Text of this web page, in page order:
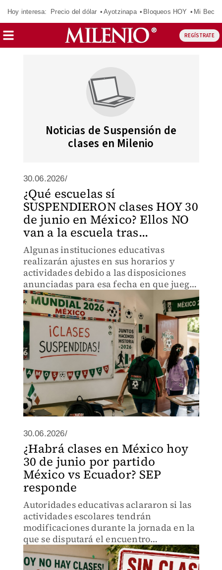
Hoy interesa: Precio del dólar Ayotzinapa Bloqueos HOY Mi Beca
REGÍSTRATE
Noticias de Suspensión de
clases en Milenio
30.06.2026/
¿Qué escuelas sí
SUSPENDIERON clases HOY 30
de junio en México? Ellos NO
van a la escuela tras...
Algunas instituciones educativas
realizarán ajustes en sus horarios y
actividades debido a las disposiciones
anunciadas para esa fecha en que juega
la Selección
30.06.2026/
¿Habrá clases en México hoy
30 de junio por partido
México vs Ecuador? SEP
responde
Autoridades educativas aclararon si las
actividades escolares tendrán
modificaciones durante la jornada en la
que se disputará el encuentro
mundialista